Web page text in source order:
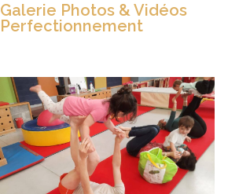
Galerie Photos & Vidéos
Perfectionnement